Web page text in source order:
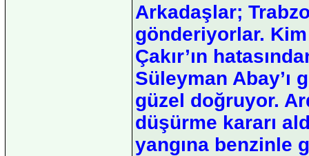
Arkadaşlar;
gönderiyorlar.
Çakır’ın
Süleyman Abay’ı
güzel doğruyor.
düşürme kararı
yangına benzinle